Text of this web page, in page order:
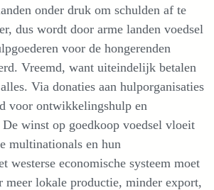
onder druk om schulden af te
dus wordt door arme landen voedsel
voor de hongerenden
Vreemd, want uiteindelijk betalen
Via donaties aan hulporganisaties
voor ontwikkelingshulp en
De winst op goedkoop voedsel vloeit
multinationals en hun
westerse economische systeem moet
meer lokale productie, minder export,